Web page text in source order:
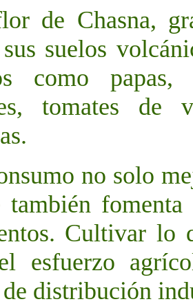
de Chasna,
suelos
como papas,
tomates de
no solo
también
Cultivar lo
esfuerzo
de distribución